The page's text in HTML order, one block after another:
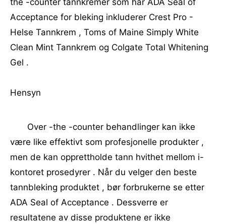
the -counter tannkremer som har ADA Seal of
Acceptance for bleking inkluderer Crest Pro -
Helse Tannkrem , Toms of Maine Simply White
Clean Mint Tannkrem og Colgate Total Whitening
Gel .
Hensyn
Over -the -counter behandlinger kan ikke
være like effektivt som profesjonelle produkter ,
men de kan opprettholde tann hvithet mellom i-
kontoret prosedyrer . Når du velger den beste
tannbleking produktet , bør forbrukerne se etter
ADA Seal of Acceptance . Dessverre er
resultatene av disse produktene er ikke